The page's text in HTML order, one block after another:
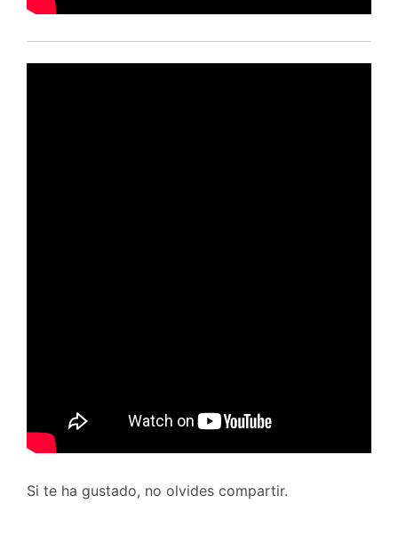
Si te ha gustado, no olvides compartir.